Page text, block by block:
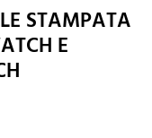
STAMPATA
E